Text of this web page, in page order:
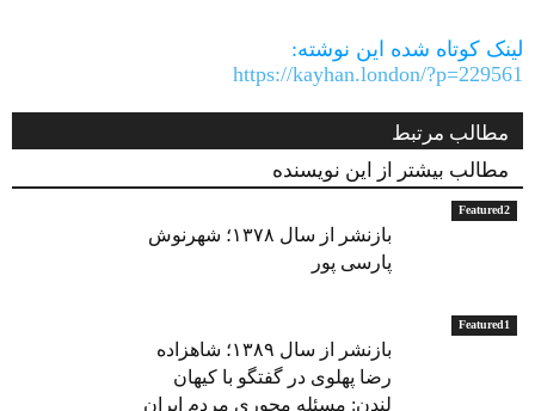
لینک کوتاه شده این نوشته:
https://kayhan.london/?p=229561
مطالب مرتبط
مطالب بیشتر از این نویسنده
Featured2
بازنشر از سال ۱۳۷۸؛ شهرنوش
پارسی پور
Featured1
بازنشر از سال ۱۳۸۹؛ شاهزاده
رضا پهلوی در گفتگو با کیهان
لندن: مسئله محوری مردم ایران